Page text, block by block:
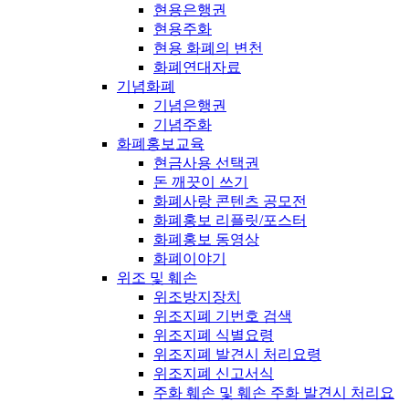
현용은행권
현용주화
현용 화폐의 변천
화폐연대자료
기념화폐
기념은행권
기념주화
화폐홍보교육
현금사용 선택권
돈 깨끗이 쓰기
화폐사랑 콘텐츠 공모전
화폐홍보 리플릿/포스터
화폐홍보 동영상
화폐이야기
위조 및 훼손
위조방지장치
위조지폐 기번호 검색
위조지폐 식별요령
위조지폐 발견시 처리요령
위조지폐 신고서식
주화 훼손 및 훼손 주화 발견시 처리요